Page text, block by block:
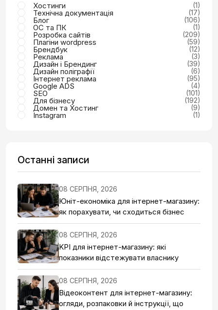
Хостинги (1)
Технічна документація (17)
Блог (106)
ОС та ПК (1)
Розробка сайтів (209)
Плагіни wordpress (59)
Брендбук (12)
Реклама (3)
Дизайн і Брендинг (39)
Дизайн поліграфії (6)
Інтернет реклама (95)
Google ADS (4)
SEO (101)
Для бізнесу (192)
Домен та Хостинг (9)
Instagram (1)
Останні записи
08 СЕРПНЯ, 2026
Юніт-економіка для інтернет-магазину:
як порахувати, чи сходиться бізнес
08 СЕРПНЯ, 2026
KPI для інтернет-магазину: які
показники відстежувати власнику
08 СЕРПНЯ, 2026
Відеоконтент для інтернет-магазину:
огляди, розпаковки й інструкції, що